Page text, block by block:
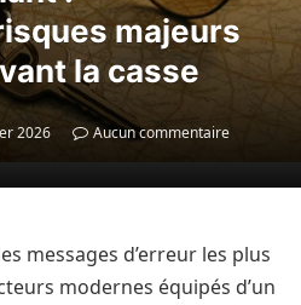
majeurs
la casse
2026 Aucun commentaire
messages d’erreur les plus
modernes équipés d’un